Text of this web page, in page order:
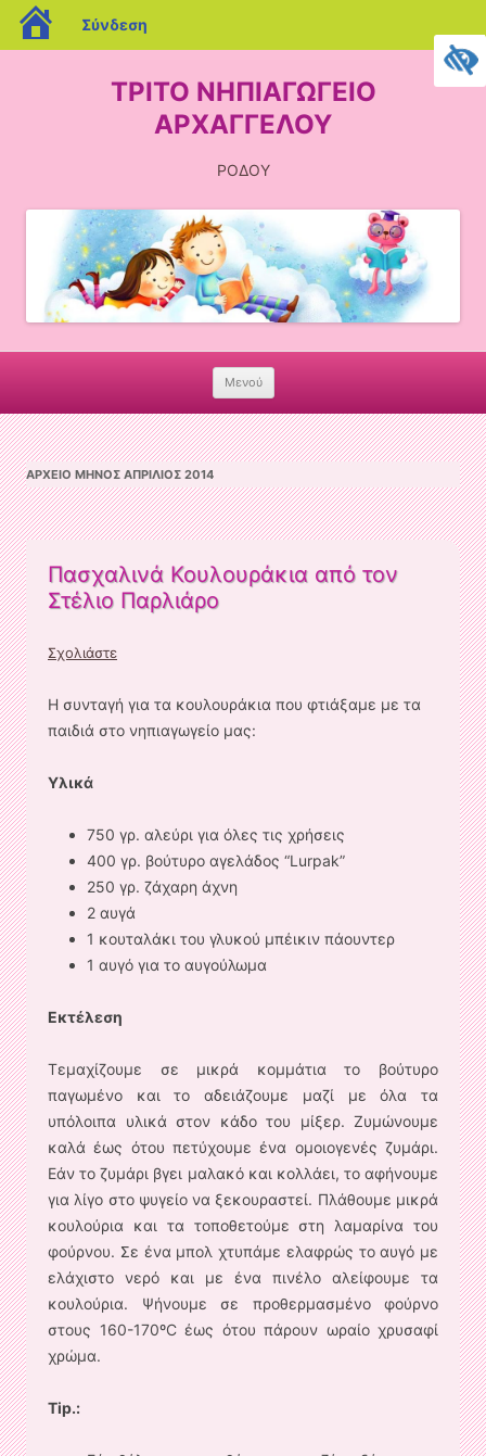
ΤΡΙΤΟ ΝΗΠΙΑΓΩΓΕΙΟ
ΑΡΧΑΓΓΕΛΟΥ
ΡΟΔΟΥ
Μενού
Skip
to
content
ΑΡΧΕΊΟ ΜΗΝΌΣ ΑΠΡΊΛΙΟΣ 2014
Πασχαλινά Κουλουράκια από τον
Στέλιο Παρλιάρο
Σχολιάστε
Η συνταγή για τα κουλουράκια που φτιάξαμε με τα
παιδιά στο νηπιαγωγείο μας:
Υλικά
750 γρ. αλεύρι για όλες τις χρήσεις
400 γρ. βούτυρο αγελάδος “Lurpak”
250 γρ. ζάχαρη άχνη
2 αυγά
1 κουταλάκι του γλυκού μπέικιν πάουντερ
1 αυγό για το αυγούλωμα
Εκτέλεση
Τεμαχίζουμε σε μικρά κομμάτια το βούτυρο
παγωμένο και το αδειάζουμε μαζί με όλα τα
υπόλοιπα υλικά στον κάδο του μίξερ. Ζυμώνουμε
καλά έως ότου πετύχουμε ένα ομοιογενές ζυμάρι.
Εάν το ζυμάρι βγει μαλακό και κολλάει, το αφήνουμε
για λίγο στο ψυγείο να ξεκουραστεί. Πλάθουμε μικρά
κουλούρια και τα τοποθετούμε στη λαμαρίνα του
φούρνου. Σε ένα μπολ χτυπάμε ελαφρώς το αυγό με
ελάχιστο νερό και με ένα πινέλο αλείφουμε τα
κουλούρια. Ψήνουμε σε προθερμασμένο φούρνο
στους 160-170ºC έως ότου πάρουν ωραίο χρυσαφί
χρώμα.
Tip.:
blogs.sch.gr
Σύνδεση